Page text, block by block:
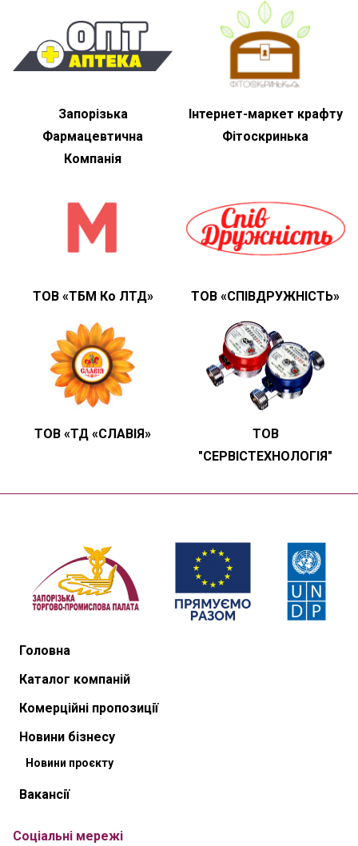
Запорізька
Фармацевтична
Компанія
Інтернет-маркет крафту
Фітоскринька
ТОВ «ТБМ Ко ЛТД» ТОВ «СПІВДРУЖНІСТЬ»
ТОВ «ТД «СЛАВІЯ»
ТОВ
"СЕРВІСТЕХНОЛОГІЯ"
Головна
Каталог компаній
Комерційні пропозиції
Новини бізнесу
Новини проєкту
Вакансії
Соціальні мережі